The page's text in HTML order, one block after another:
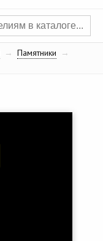
→ Памятники
→